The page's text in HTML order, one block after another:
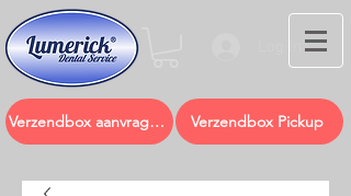
Verzendbox aanvragen Verzendbox Pickup